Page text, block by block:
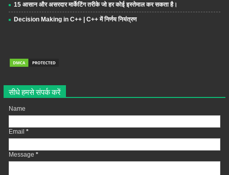
15 आसान और असरदार मार्केटिंग तरीके जो हर कोई इस्तेमाल कर सकता है।
Decision Making in C++ | C++ में निर्णय नियंत्रण
सीधे हमसे संपर्क करें
Name
Email *
Message *